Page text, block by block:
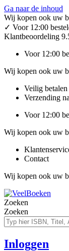
Ga naar de inhoud
Wij kopen ook uw
✓ Voor 12:00
Klantbeoordeling
Voor 12:00
Wij kopen ook uw
Veilig betalen
Verzending
Voor 12:00
Wij kopen ook uw
Contact
Wij kopen ook uw
Zoeken
Zoeken
Inloggen